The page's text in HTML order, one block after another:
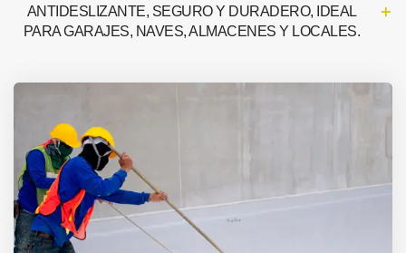
ANTIDESLIZANTE, SEGURO Y DURADERO, IDEAL
PARA GARAJES, NAVES, ALMACENES Y LOCALES.